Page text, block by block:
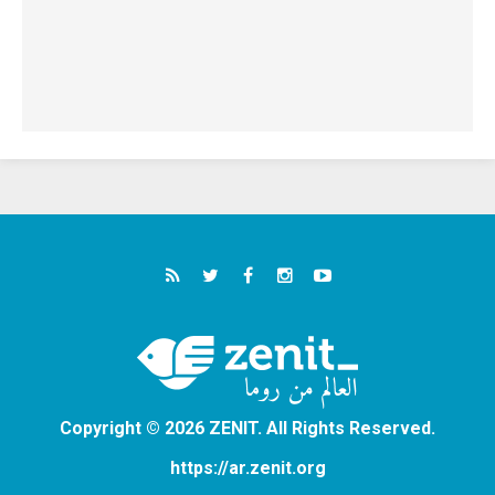
Copyright © 2026 ZENIT. All Rights Reserved.
https://ar.zenit.org